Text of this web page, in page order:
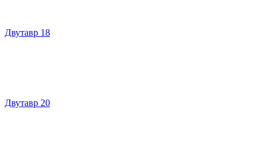
Двутавр 18
Двутавр 20